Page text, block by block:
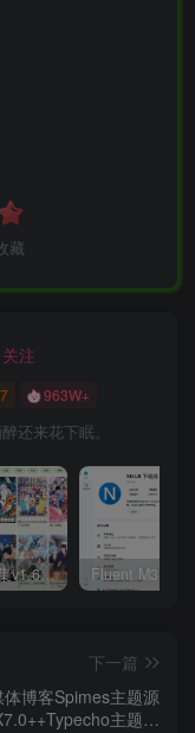
藏
关注
7 963W+
还来花下眠。
Kazumi番剧采集v1.6.9：支持自定义规则+在线观看+弹幕，跨平台下载
下一篇
体博客Spimes主题源
主题模